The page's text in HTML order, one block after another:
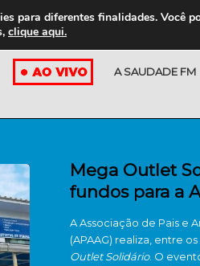
A SAUDADE FM
Mega Outlet
fundos para a
A Associação de Pais e
(APAAG) realiza, entre
Outlet Solidário. O
para diferentes finalidades. Você
clique aqui.